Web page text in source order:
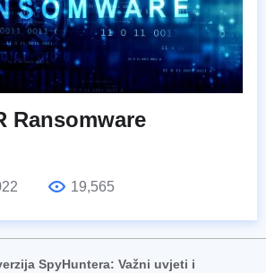
Ransomware
19,565
SpyHuntera: Važni uvjeti i